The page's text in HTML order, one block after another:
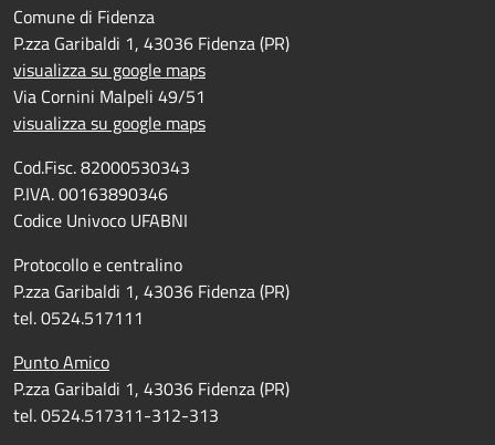
Comune di Fidenza
P.zza Garibaldi 1, 43036 Fidenza (PR)
visualizza su google maps
Via Cornini Malpeli 49/51
visualizza su google maps
Cod.Fisc. 82000530343
P.IVA. 00163890346
Codice Univoco UFABNI
Protocollo e centralino
P.zza Garibaldi 1, 43036 Fidenza (PR)
tel. 0524.517111
Punto Amico
P.zza Garibaldi 1, 43036 Fidenza (PR)
tel. 0524.517311-312-313